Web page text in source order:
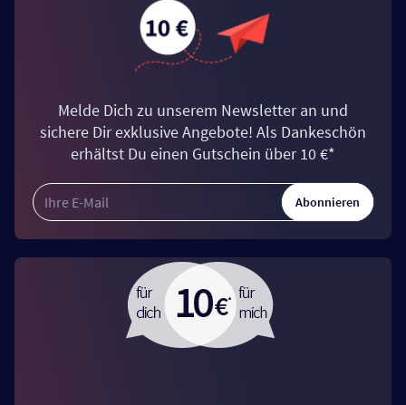
Melde Dich zu unserem Newsletter an und
sichere Dir exklusive Angebote! Als Dankeschön
erhältst Du einen Gutschein über 10 €*
Abonnieren